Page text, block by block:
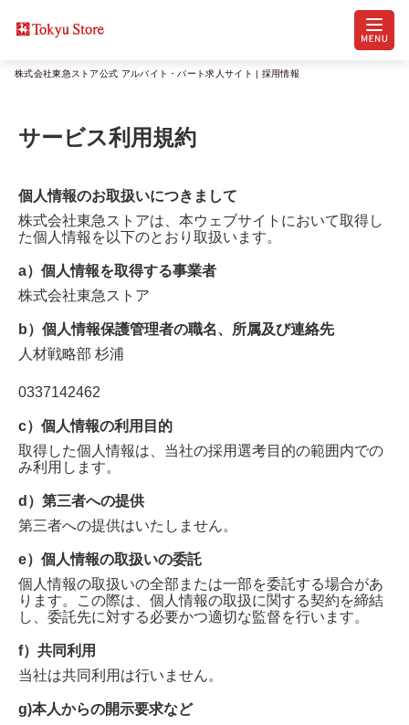
株式会社東急ストア公式 アルバイト・パート求人サイト | 採用情報
サービス利用規約
個人情報のお取扱いにつきまして
株式会社東急ストアは、本ウェブサイトにおいて取得し
た個人情報を以下のとおり取扱います。
a）個人情報を取得する事業者
株式会社東急ストア
b）個人情報保護管理者の職名、所属及び連絡先
人材戦略部 杉浦
0337142462
c）個人情報の利用目的
取得した個人情報は、当社の採用選考目的の範囲内での
み利用します。
d）第三者への提供
第三者への提供はいたしません。
e）個人情報の取扱いの委託
個人情報の取扱いの全部または一部を委託する場合があ
ります。この際は、個人情報の取扱に関する契約を締結
し、委託先に対する必要かつ適切な監督を行います。
f）共同利用
当社は共同利用は行いません。
g)本人からの開示要求など